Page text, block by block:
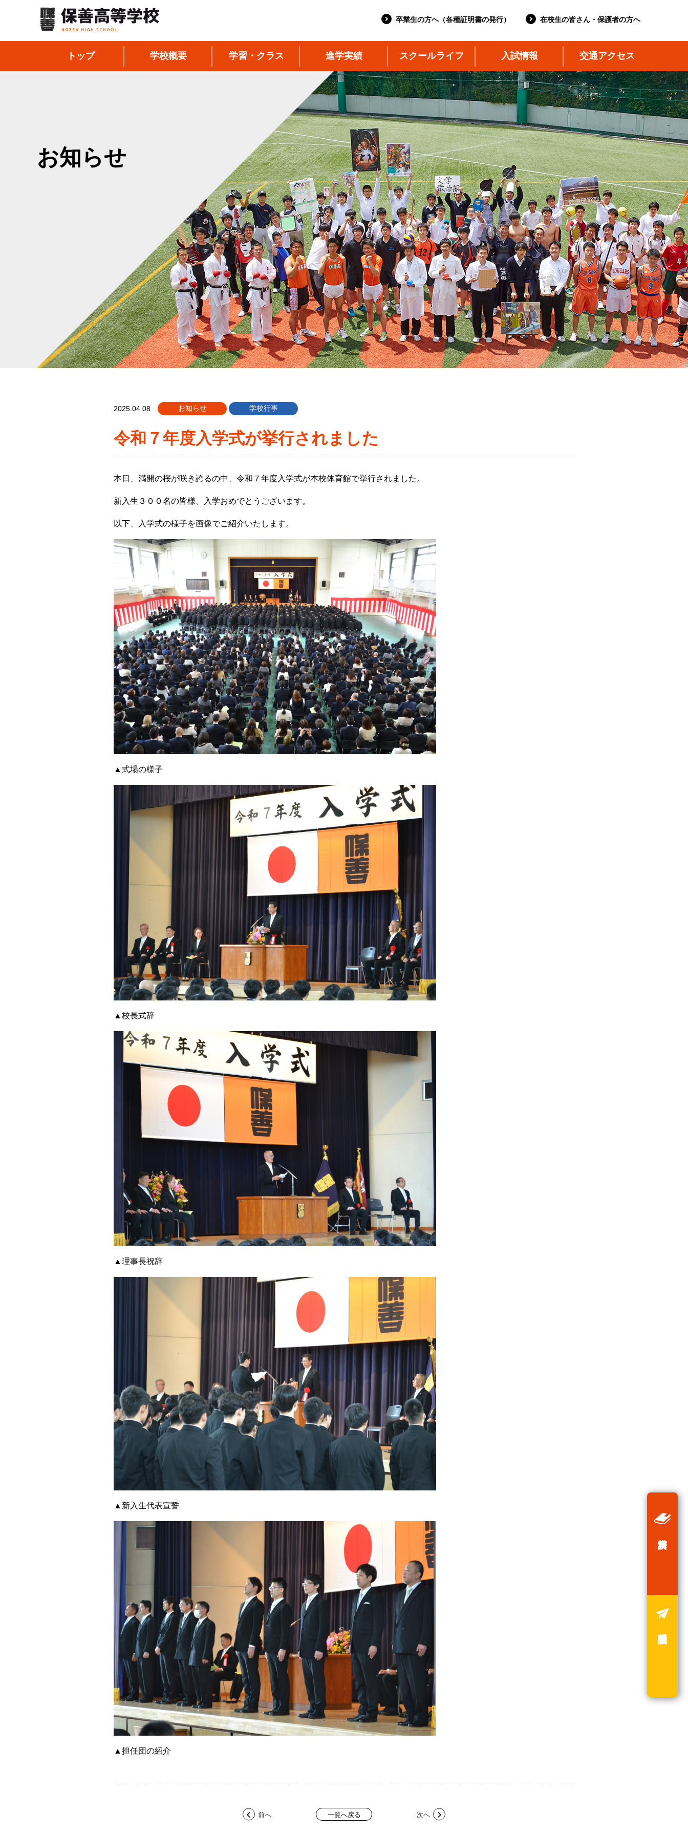
卒業生の方へ（各種証明書の発行） 在校生の皆さん・保護者の方へ
トップ 学校概要 学習・クラス 進学実績 スクールライフ 入試情報 交通アクセス
お知らせ
2025.04.08 お知らせ 学校行事
令和７年度入学式が挙行されました
本日、満開の桜が咲き誇るの中、令和７年度入学式が本校体育館で挙行されました。
新入生３００名の皆様、入学おめでとうございます。
以下、入学式の様子を画像でご紹介いたします。
▲式場の様子
▲校長式辞
▲理事長祝辞
▲新入生代表宣誓
▲担任団の紹介
前へ 一覧へ戻る 次へ